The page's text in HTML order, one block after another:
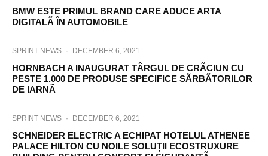
BMW ESTE PRIMUL BRAND CARE ADUCE ARTA
DIGITALÃ ÎN AUTOMOBILE
SPRINT NEWS · DECEMBER 6, 2021
HORNBACH A INAUGURAT TÂRGUL DE CRÃCIUN CU
PESTE 1.000 DE PRODUSE SPECIFICE SÃRBÃTORILOR
DE IARNÃ
SPRINT NEWS · DECEMBER 6, 2021
SCHNEIDER ELECTRIC A ECHIPAT HOTELUL ATHENEE
PALACE HILTON CU NOILE SOLUȚII ECOSTRUXURE